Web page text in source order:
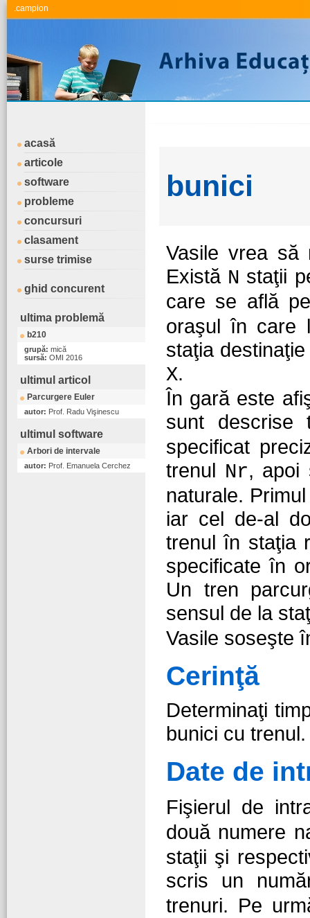
.campion
acasă
articole
software
probleme
concursuri
clasament
surse trimise
ghid concurent
ultima problemă
b210
grupă: mică
sursă: OMI 2016
ultimul articol
Parcurgere Euler
autor: Prof. Radu Vişinescu
ultimul software
Arbori de intervale
autor: Prof. Emanuela Cerchez
bunici
Vasile vrea să
Există N staţii
care se află
oraşul în care
staţia
X.
În gară este
sunt
specificat
trenul Nr, apoi
naturale.
iar cel de-al
trenul în staţia
specificate în
Un tren
sensul de la
Vasile soseşte
Cerinţă
Determinaţi
bunici cu trenul.
Date de
Fişierul de
două numere
staţii şi
scris un
trenuri. Pe